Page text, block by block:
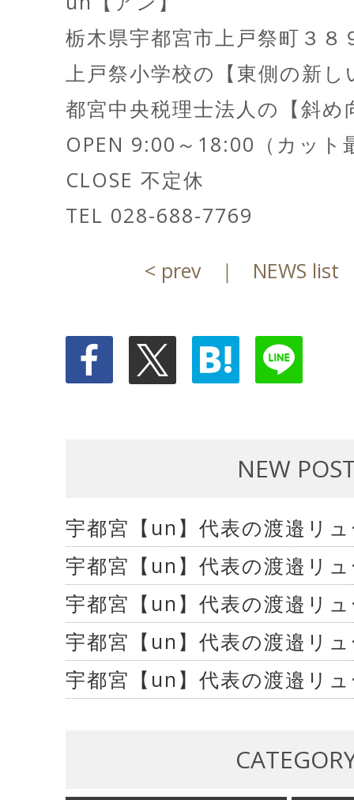
栃木県宇都宮市上戸祭町３８
上戸祭小学校の【東側の新
都宮中央税理士法人の【斜め
OPEN 9:00～18:00（カット
CLOSE 不定休
TEL 028-688-7769
< prev｜ NEWS list
NEW
宇都宮【un】代表の渡邉リ
宇都宮【un】代表の渡邉リ
宇都宮【un】代表の渡邉リ
宇都宮【un】代表の渡邉リ
宇都宮【un】代表の渡邉リ